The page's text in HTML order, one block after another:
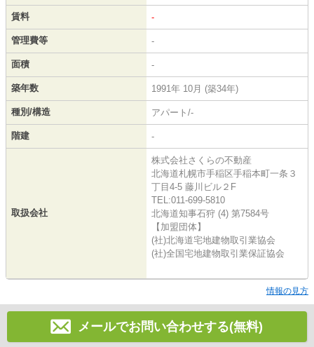
賃料 -
管理費等 -
面積 -
築年数 1991年 10月 (築34年)
種別/構造 アパート/-
階建 -
取扱会社
株式会社さくらの不動産
北海道札幌市手稲区手稲本町一条３
丁目4-5 藤川ビル２F
TEL:011-699-5810
北海道知事石狩 (4) 第7584号
【加盟団体】
(社)北海道宅地建物取引業協会
(社)全国宅地建物取引業保証協会
情報の見方
メールでお問い合わせする(無料)